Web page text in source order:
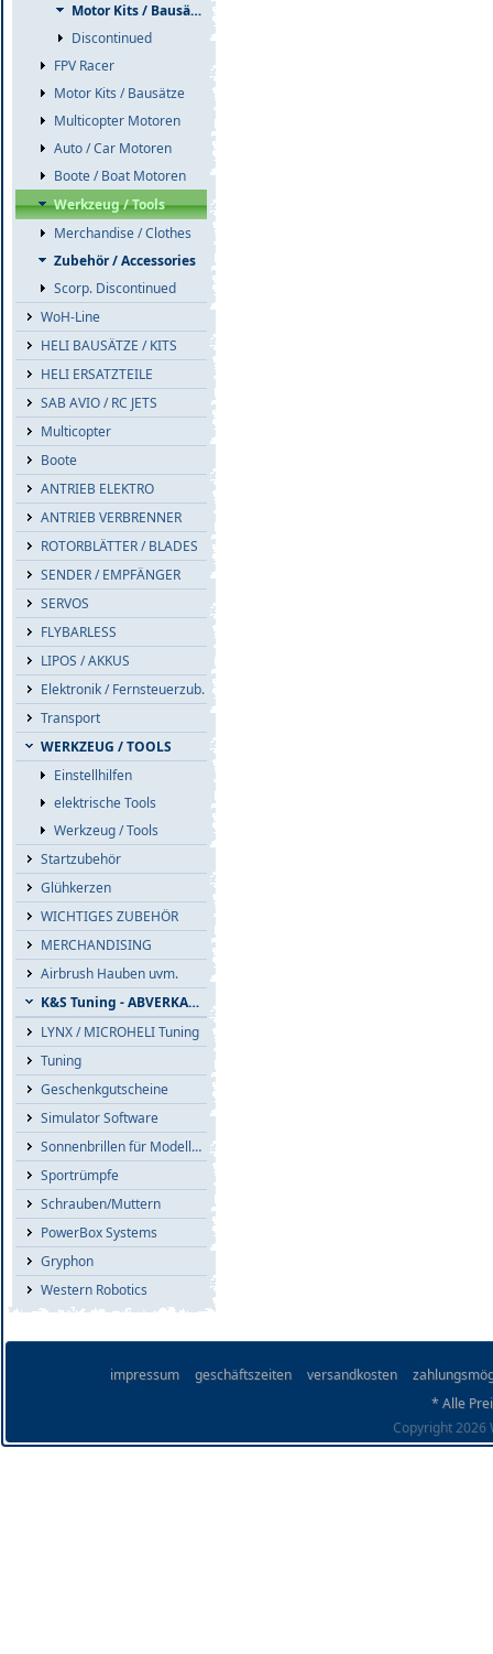
Motor Kits / Bausätze
Discontinued
FPV Racer
Motor Kits / Bausätze
Multicopter Motoren
Auto / Car Motoren
Boote / Boat Motoren
Werkzeug / Tools
Merchandise / Clothes
Zubehör / Accessories
Scorp. Discontinued
WoH-Line
HELI BAUSÄTZE / KITS
HELI ERSATZTEILE
SAB AVIO / RC JETS
Multicopter
Boote
ANTRIEB ELEKTRO
ANTRIEB VERBRENNER
ROTORBLÄTTER / BLADES
SENDER / EMPFÄNGER
SERVOS
FLYBARLESS
LIPOS / AKKUS
Elektronik / Fernsteuerzub.
Transport
WERKZEUG / TOOLS
Einstellhilfen
elektrische Tools
Werkzeug / Tools
Startzubehör
Glühkerzen
WICHTIGES ZUBEHÖR
MERCHANDISING
Airbrush Hauben uvm.
K&S Tuning - ABVERKAUF
LYNX / MICROHELI Tuning
Tuning
Geschenkgutscheine
Simulator Software
Sonnenbrillen für Modellflieger
Sportrümpfe
Schrauben/Muttern
PowerBox Systems
Gryphon
Western Robotics
impressum geschäftszeiten versandkosten
* Alle
Copyright 2026